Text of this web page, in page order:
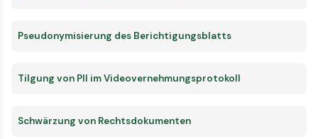
Pseudonymisierung des Berichtigungsblatts
Tilgung von PII im Videovernehmungsprotokoll
Schwärzung von Rechtsdokumenten